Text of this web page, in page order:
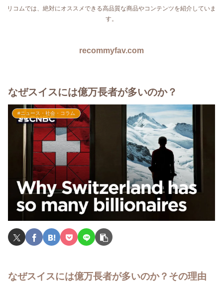
リコムでは、絶対にオススメできる高品質な商品やコンテンツを紹介していま
す。
recommyfav.com
なぜスイスには億万長者が多いのか？
#ニュース・社会・コラム
なぜスイスには億万長者が多いのか？その理由